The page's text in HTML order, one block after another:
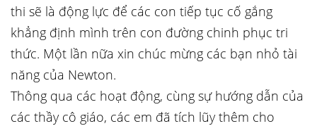
thi sẽ là động lực để các con tiếp tục cố gắng
khẳng định mình trên con đường chinh phục tri
thức. Một lần nữa xin chúc mừng các bạn nhỏ tài
năng của Newton.
Thông qua các hoạt động, cùng sự hướng dẫn của
các thầy cô giáo, các em đã tích lũy thêm cho